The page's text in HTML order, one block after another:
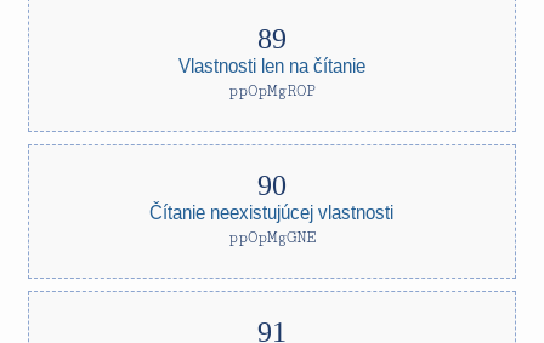
Vlastnosti len na čítanie
ppOpMgROP
Čítanie neexistujúcej vlastnosti
ppOpMgGNE